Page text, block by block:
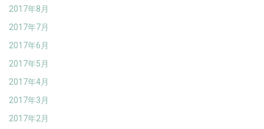
2017年8月
2017年7月
2017年6月
2017年5月
2017年4月
2017年3月
2017年2月